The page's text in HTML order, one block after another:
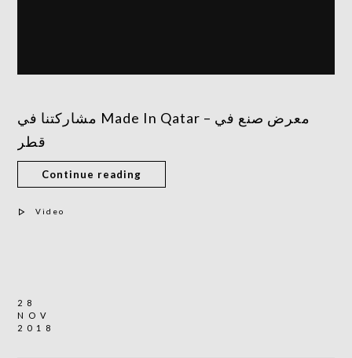
مشاركتنا في Made In Qatar – معرض صنع في
قطر
Continue reading
Video
28
NOV
2018